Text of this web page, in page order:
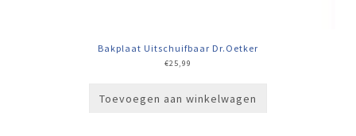
Bakplaat Uitschuifbaar Dr.Oetker
€25,99
Toevoegen aan winkelwagen